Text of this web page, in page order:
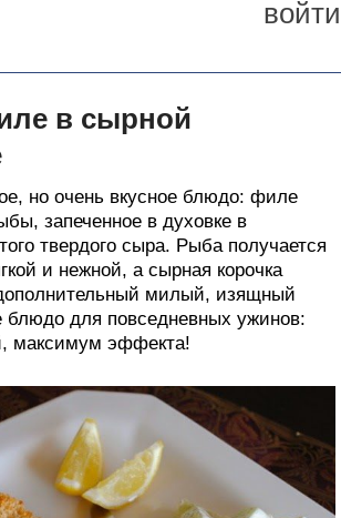
войти
в сырной
но очень вкусное блюдо: филе
запеченное в духовке в
твердого сыра. Рыба получается
и нежной, а сырная корочка
милый, изящный
для повседневных ужинов:
максимум эффекта!